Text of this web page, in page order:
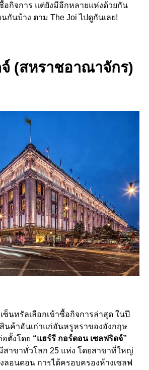
อกิจการ แต่ยังมีอีกหลายแห่งด้วยกัน
นบ้าง ตาม The Joi ไปดูกันเลย!
(สหราชอาณาจักร)
ซ็นทรัลเลือกเข้าซื้อกิจการล่าสุด ในปี
นค้าอันเก่าแก่อันหรูหราของอังกฤษ
อตั้งโดย “แฮร์รี กอร์ดอน เซลฟริดจ์”
สาขาทั่วโลก 25 แห่ง โดยสาขาที่ใหญ่
ลอนดอน การได้ครอบครองห้างเซลฟ